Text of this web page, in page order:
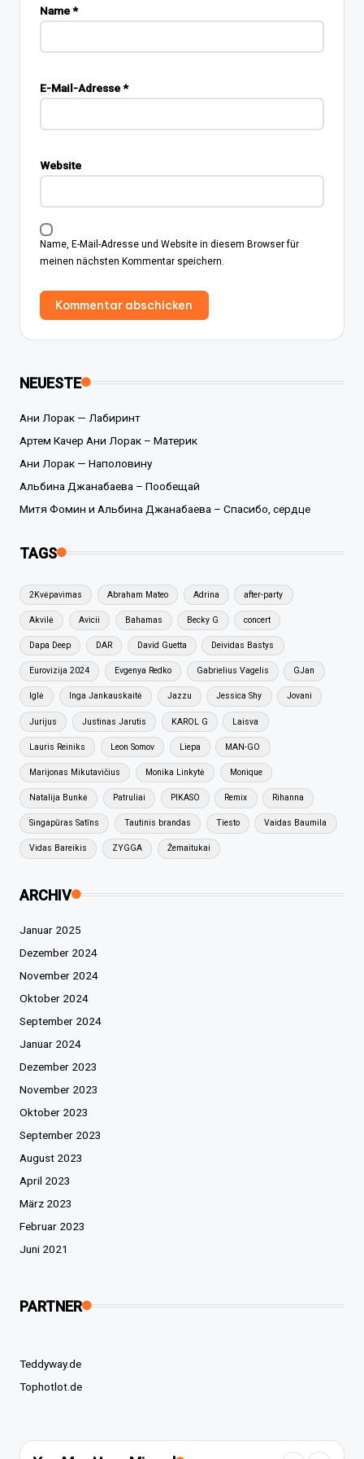
Name*
E-Mail-Adresse*
Website
Name, E-Mail-Adresse und Website in diesem Browser für
meinen nächsten Kommentar speichern.
NEUESTE
Ани Лорак — Лабиринт
Артем Качер Ани Лорак – Материк
Ани Лорак — Наполовину
Альбина Джанабаева – Пообещай
Митя Фомин и Альбина Джанабаева – Спасибо, сердце
TAGS
2Kvėpavimas Abraham Mateo Adrina after-party
Akvilė Avicii Bahamas Becky G concert
Dapa Deep DAR David Guetta Deividas Bastys
Eurovizija 2024 Evgenya Redko Gabrielius Vagelis GJan
Iglė Inga Jankauskaitė Jazzu Jessica Shy Jovani
Jurijus Justinas Jarutis KAROL G Laisva
Lauris Reiniks Leon Somov Liepa MAN-GO
Marijonas Mikutavičius Monika Linkytė Monique
Natalija Bunkė Patruliai PIKASO Remix Rihanna
Singapūras Satīns Tautinis brandas Tiesto Vaidas Baumila
Vidas Bareikis ZYGGA Žemaitukai
ARCHIV
Januar 2025
Dezember 2024
November 2024
Oktober 2024
September 2024
Januar 2024
Dezember 2023
November 2023
Oktober 2023
September 2023
August 2023
April 2023
März 2023
Februar 2023
Juni 2021
PARTNER
Teddyway.de
Tophotlot.de